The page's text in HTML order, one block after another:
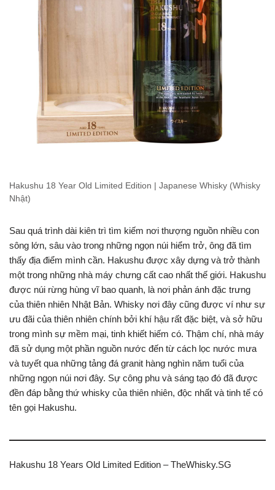
Hakushu 18 Year Old Limited Edition | Japanese Whisky (Whisky
Nhật)
Sau quá trình dài kiên trì tìm kiếm nơi thượng nguồn nhiều con
sông lớn, sâu vào trong những ngọn núi hiểm trở, ông đã tìm
thấy địa điểm mình cần. Hakushu được xây dựng và trở thành
một trong những nhà máy chưng cất cao nhất thế giới. Hakushu
được núi rừng hùng vĩ bao quanh, là nơi phản ánh đặc trưng
của thiên nhiên Nhật Bản. Whisky nơi đây cũng được ví như sự
ưu đãi của thiên nhiên chính bởi khí hậu rất đặc biệt, và sở hữu
trong mình sự mềm mại, tinh khiết hiếm có. Thậm chí, nhà máy
đã sử dụng một phần nguồn nước đến từ cách lọc nước mưa
và tuyết qua những tảng đá granit hàng nghìn năm tuổi của
những ngọn núi nơi đây. Sự công phu và sáng tạo đó đã được
đền đáp bằng thứ whisky của thiên nhiên, độc nhất và tinh tế có
tên gọi Hakushu.
Hakushu 18 Years Old Limited Edition – TheWhisky.SG